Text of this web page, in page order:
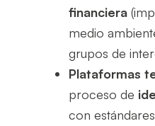
financiera
medio
grupos de
Plataformas
proceso de
con